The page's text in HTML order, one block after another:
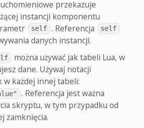
przekazuje
instancji komponentu
self . Referencja self
danych instancji.
można używać jak tabeli Lua, w
dane. Używaj notacji
każdej innej tabeli:
. Referencja jest ważna
skryptu, w tym przypadku od
zamknięcia.